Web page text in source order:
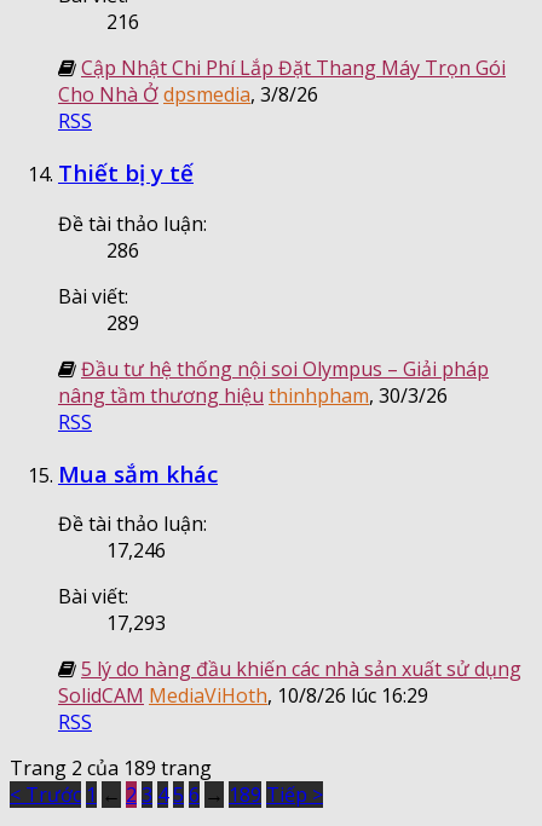
216
Cập Nhật Chi Phí Lắp Đặt Thang Máy Trọn Gói
Cho Nhà Ởdpsmedia, 3/8/26
RSS
Thiết bị y tế
Đề tài thảo luận:
286
Bài viết:
289
Đầu tư hệ thống nội soi Olympus – Giải pháp
nâng tầm thương hiệu thinhpham, 30/3/26
RSS
Mua sắm khác
Đề tài thảo luận:
17,246
Bài viết:
17,293
5 lý do hàng đầu khiến các nhà sản xuất sử dụng
SolidCAM MediaViHoth, 10/8/26 lúc 16:29
RSS
Trang 2 của 189 trang
< Trước 1 ← 2 3 45 6 → 189 Tiếp >